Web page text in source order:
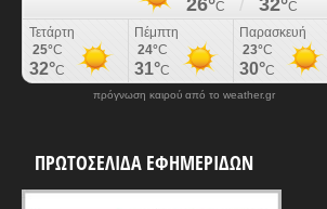
πρόγνωση καιρού από το weather.gr
ΠΡΩΤΟΣΕΛΙΔΑ ΕΦΗΜΕΡΙΔΩΝ